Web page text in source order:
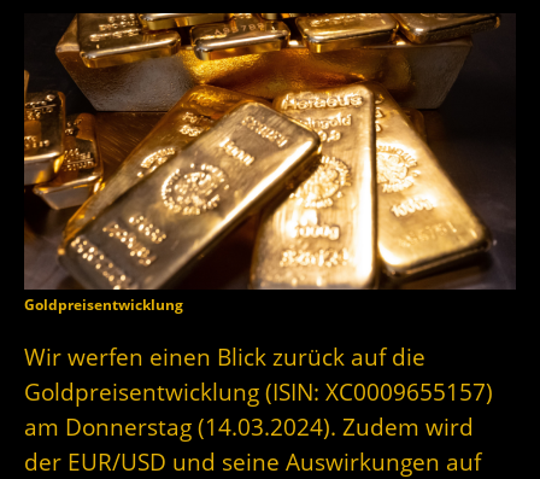
Goldpreisentwicklung
Wir werfen einen Blick zurück auf die
Goldpreisentwicklung (ISIN: XC0009655157)
am Donnerstag (14.03.2024). Zudem wird
der EUR/USD und seine Auswirkungen auf